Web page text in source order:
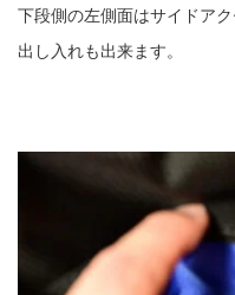
下段側の左側面はサイドア
出し入れも出来ます。